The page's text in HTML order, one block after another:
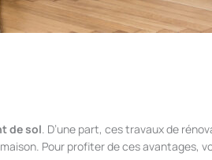
de sol. D’une part, ces travaux de
Pour profiter de ces